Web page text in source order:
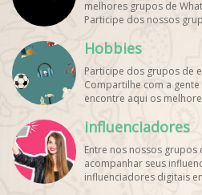
melhores grupos de
Participe dos nossos
Hobbies
Participe dos grupos de
Compartilhe com a
encontre aqui os
influenciadores
Entre nos nossos
acompanhar seus
influenciadores digitais